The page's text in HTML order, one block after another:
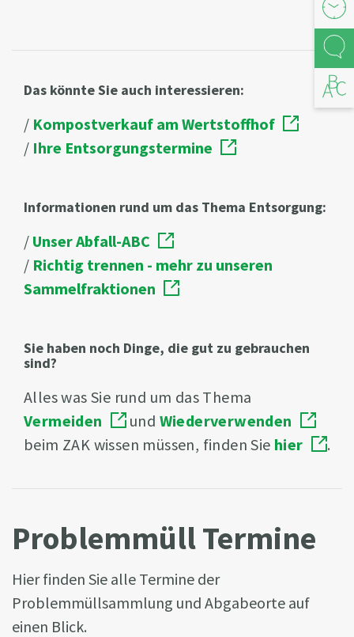
Das könnte Sie auch interessieren:
/ Kompostverkauf am Wertstoffhof
/ Ihre Entsorgungstermine
Informationen rund um das Thema Entsorgung:
/ Unser Abfall-ABC
/ Richtig trennen - mehr zu unseren
Sammelfraktionen
Sie haben noch Dinge, die gut zu gebrauchen
sind?
Alles was Sie rund um das Thema
Vermeiden
und Wiederverwenden
beim ZAK wissen müssen, finden Sie hier .
Problemmüll Termine
Hier finden Sie alle Termine der
Problemmüllsammlung und Abgabeorte auf
einen Blick.